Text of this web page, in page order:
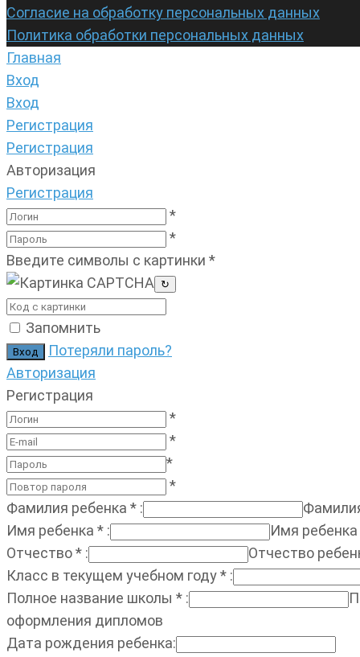
Согласие на обработку персональных данных
Политика обработки персональных данных
Главная
Вход
Вход
Регистрация
Регистрация
Авторизация
Регистрация
*
*
Введите символы с картинки *
↻
Запомнить
Потеряли пароль?
Авторизация
Регистрация
*
*
*
*
Фамилия ребенка * :
Имя ребенка * :
Имя ребенка
Отчество* :
Отчество
Класс в текущем учебном году* :
Полное название школы * :
оформления дипломов
Дата рождения ребенка: